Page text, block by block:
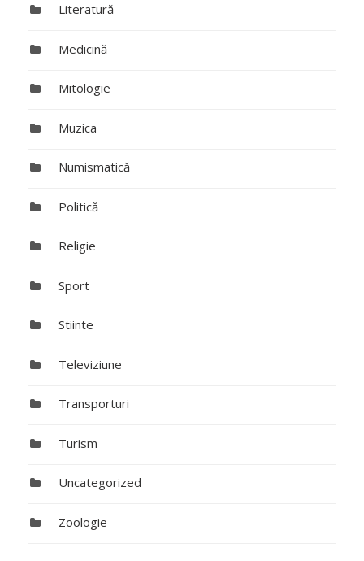
Literatură
Medicină
Mitologie
Muzica
Numismatică
Politică
Religie
Sport
Stiinte
Televiziune
Transporturi
Turism
Uncategorized
Zoologie